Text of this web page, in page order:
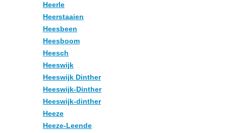
Heerle
Heerstaaien
Heesbeen
Heesboom
Heesch
Heeswijk
Heeswijk Dinther
Heeswijk-Dinther
Heeswijk-dinther
Heeze
Heeze-Leende